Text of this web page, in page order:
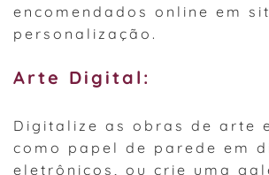
encomendados online em
personalização.
Arte Digital:
Digitalize as obras de arte
como papel de parede em
eletrônicos, ou crie uma